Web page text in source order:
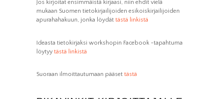
Jos kirjoitat ensimmäistä kirjaasi, niin ehdit vielä
mukaan Suomen tietokirjailijoiden esikoiskirjailijoiden
apurahahakuun, jonka löydät tästä linkistä
Ideasta tietokirjaksi workshopin Facebook -tapahtuma
löytyy tästä linkistä
Suoraan ilmoittautumaan pääset tästä